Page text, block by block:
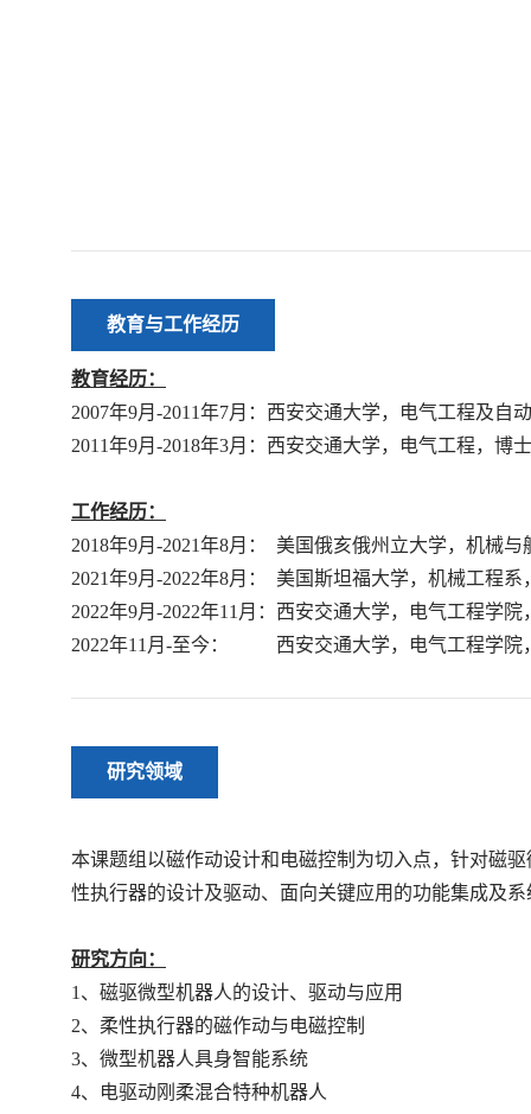
教育与工作经历
教育经历：
2007年9月-2011年7月：西安交通大学，电气工程及自
2011年9月-2018年3月：西安交通大学，电气工程，博士
工作经历：
2018年9月-2021年8月： 美国俄亥俄州立大学，机械
2021年9月-2022年8月： 美国斯坦福大学，机械工程系
2022年9月-2022年11月：西安交通大学，电气工程学院
2022年11月-至今： 西安交通大学，电气工程学院
研究领域
本课题组以磁作动设计和电磁控制为切入点，针对磁
性执行器的设计及驱动、面向关键应用的功能集成及
研究方向：
1、磁驱微型机器人的设计、驱动与应用
2、柔性执行器的磁作动与电磁控制
3、微型机器人具身智能系统
4、电驱动刚柔混合特种机器人